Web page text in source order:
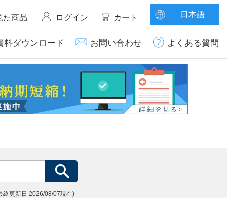
た商品 ログイン カート 日本語
料ダウンロード お問い合わせ よくある質問
終更新日 2026/08/07現在)